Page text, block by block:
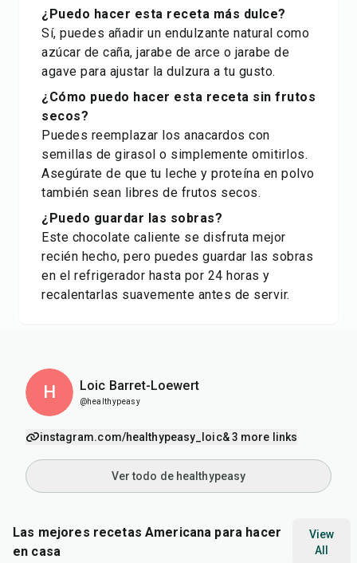
¿Puedo hacer esta receta más dulce?
Sí, puedes añadir un endulzante natural como
azúcar de caña, jarabe de arce o jarabe de
agave para ajustar la dulzura a tu gusto.
¿Cómo puedo hacer esta receta sin frutos
secos?
Puedes reemplazar los anacardos con
semillas de girasol o simplemente omitirlos.
Asegúrate de que tu leche y proteína en polvo
también sean libres de frutos secos.
¿Puedo guardar las sobras?
Este chocolate caliente se disfruta mejor
recién hecho, pero puedes guardar las sobras
en el refrigerador hasta por 24 horas y
recalentarlas suavemente antes de servir.
H Loic Barret-Loewert
@healthypeasy
instagram.com/healthypeasy_loic& 3 more links
Ver todo de healthypeasy
Las mejores recetas Americana para hacer
en casa
View
All
40min